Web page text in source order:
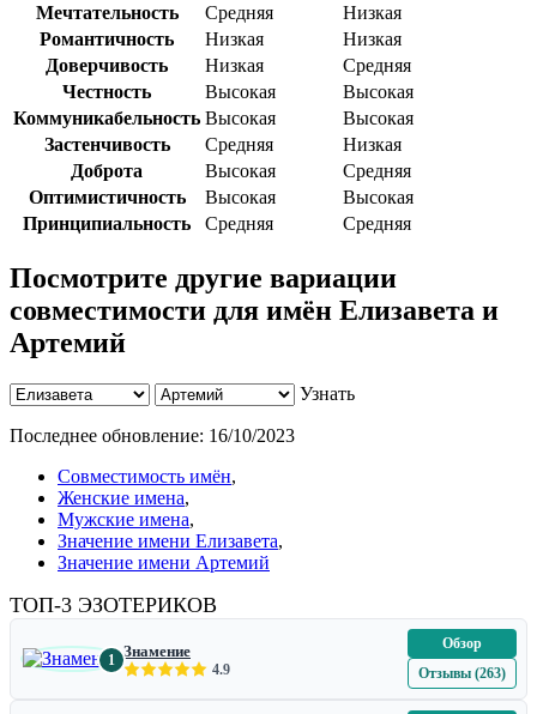
Мечтательность Средняя
Низкая
Романтичность
Низкая
Низкая
Доверчивость
Низкая
Средняя
Честность
Высокая
Высокая
Коммуникабельность Высокая
Высокая
Застенчивость
Средняя
Низкая
Доброта
Высокая
Средняя
Оптимистичность
Высокая
Высокая
Принципиальность
Средняя Средняя
Посмотрите другие вариации
совместимости для имён Елизавета и
Артемий
Узнать
Последнее обновление: 16/10/2023
Совместимость имён,
Женские имена,
Мужские имена,
Значение имени Елизавета,
Значение имени Артемий
ТОП-3 ЭЗОТЕРИКОВ
1 Знамение
4.9
Обзор
Отзывы (263)